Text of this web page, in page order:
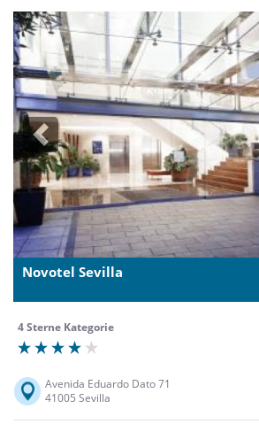
Previous
Novotel Sevilla
4 Sterne Kategorie
Avenida Eduardo Dato 71
41005 Sevilla